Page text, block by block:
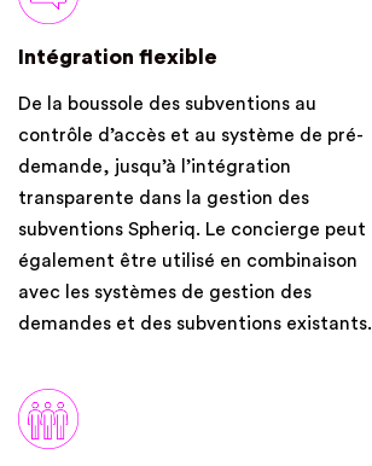
Intégration flexible
De la boussole des subventions au
contrôle d’accès et au système de pré-
demande, jusqu’à l’intégration
transparente dans la gestion des
subventions Spheriq. Le concierge peut
également être utilisé en combinaison
avec les systèmes de gestion des
demandes et des subventions existants.